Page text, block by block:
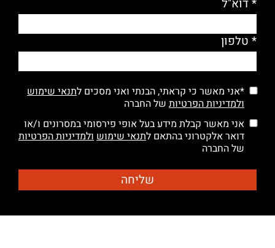
* דוא"ל
* טלפון
*אני מאשר כי קראתי, הבנתי ואני מסכים לתנאי שימוש
ולמדיניות הפרטיות של החברה
אני מאשר קבלת מידע בעל אופי פירסומי במסרונים ו/או
דואר אלקטרוני בהתאם לתנאי שימושולמדיניות הפרטיות
של החברה